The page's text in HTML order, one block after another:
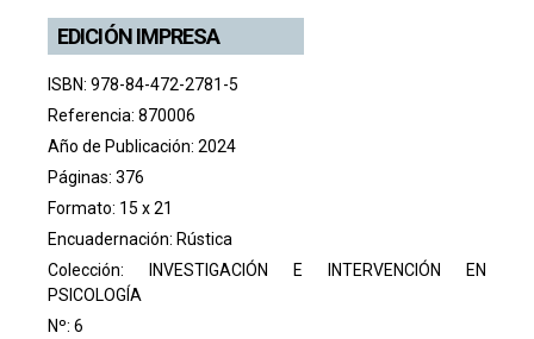
EDICIÓN IMPRESA
ISBN: 978-84-472-2781-5
Referencia: 870006
Año de Publicación: 2024
Páginas: 376
Formato: 15 x 21
Encuadernación: Rústica
Colección:
INVESTIGACIÓN E INTERVENCIÓN EN
PSICOLOGÍA
Nº: 6